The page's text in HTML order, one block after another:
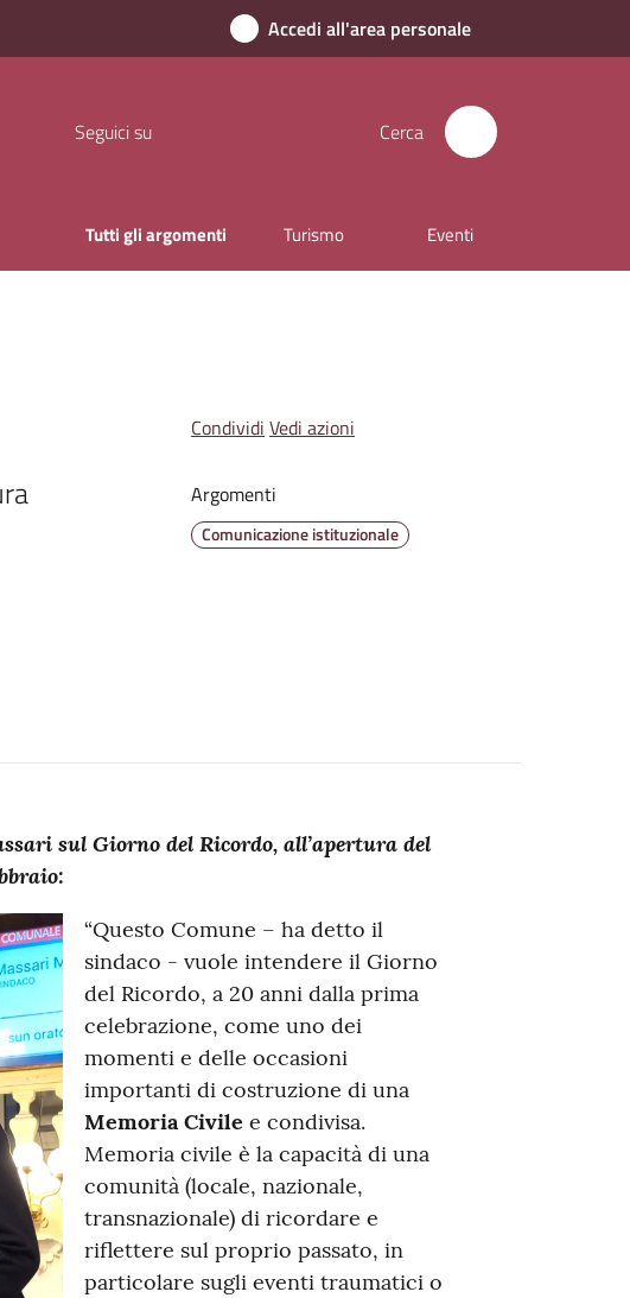
Accedi all'area personale
Seguici su Cerca
Tutti gli argomenti Turismo Eventi
Condividi Vedi azioni
Argomenti
Comunicazione istituzionale
sul Giorno del Ricordo, all’apertura del
“Questo Comune – ha detto il
sindaco - vuole intendere il Giorno
del Ricordo, a 20 anni dalla prima
celebrazione, come uno dei
momenti e delle occasioni
importanti di costruzione di una
Memoria Civile e condivisa.
Memoria civile è la capacità di una
comunità (locale, nazionale,
transnazionale) di ricordare e
riflettere sul proprio passato, in
particolare sugli eventi traumatici o